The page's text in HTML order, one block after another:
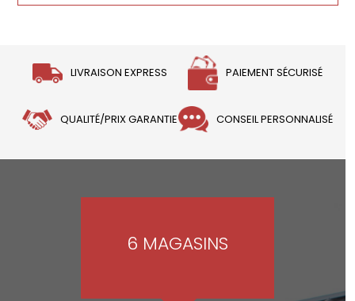
LIVRAISON EXPRESS PAIEMENT SÉCURISÉ
QUALITÉ/PRIX GARANTIE CONSEIL PERSONNALISÉ
6 MAGASINS